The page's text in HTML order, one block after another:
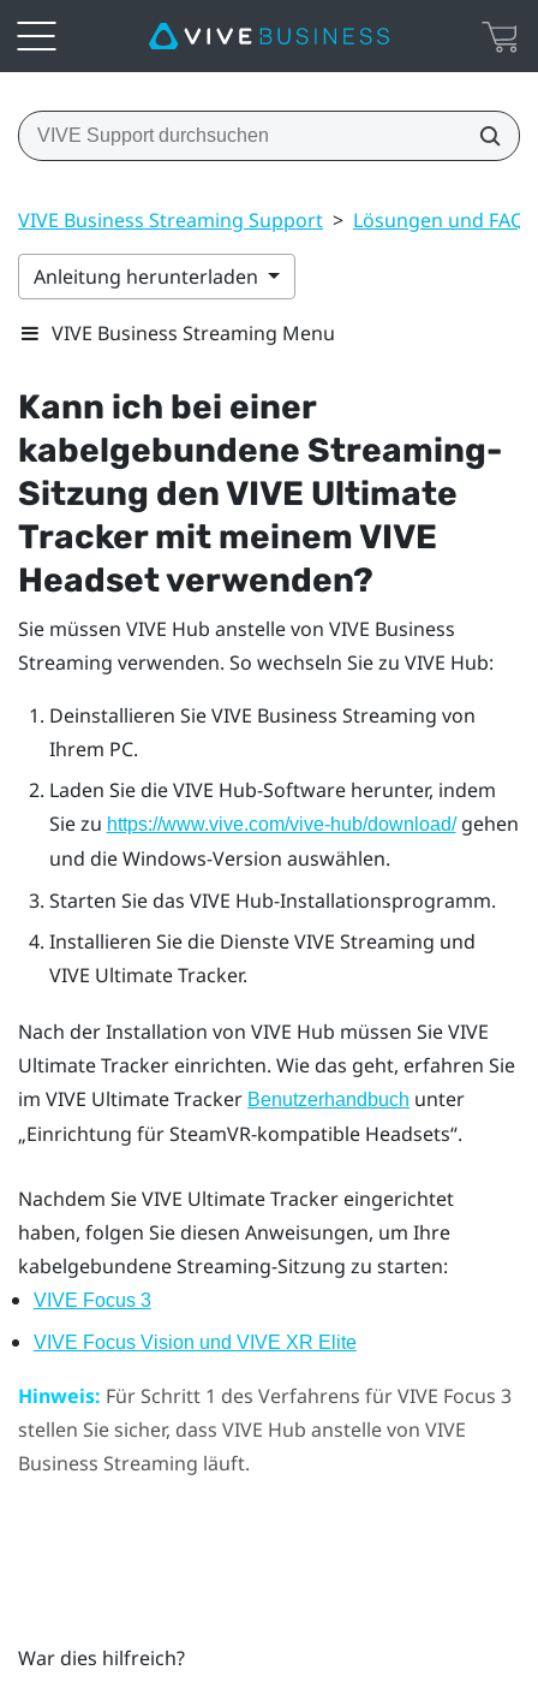
VIVE Business Streaming Support > Lösungen und FAQs
Anleitung herunterladen
VIVE Business Streaming Menu
Kann ich bei einer
kabelgebundene Streaming-
Sitzung denVIVE Ultimate
Trackermit meinemVIVE
Headset verwenden?
Sie müssen VIVE Hub anstelle von VIVE Business
Streaming verwenden. So wechseln Sie zu VIVE Hub:
Deinstallieren SieVIVE Business Streaming von
Ihrem PC.
Laden Sie dieVIVE Hub-Software herunter, indem
Sie zu https://www.vive.com/vive-hub/download/gehen
und dieWindows-Version auswählen.
Starten Sie das VIVE Hub-Installationsprogramm.
Installieren Sie die DiensteVIVE Streaming und
VIVE Ultimate Tracker.
Nach der Installation von VIVE Hub müssen SieVIVE
Ultimate Tracker einrichten. Wie das geht, erfahren Sie
im VIVE Ultimate Tracker Benutzerhandbuch unter
„Einrichtung für SteamVR-kompatible Headsets​“‍.
Nachdem SieVIVE Ultimate Tracker eingerichtet
haben, folgen Sie diesen Anweisungen, um Ihre
kabelgebundene Streaming-Sitzung zu starten:
VIVE Focus 3
VIVE Focus Vision und VIVE XR Elite
Hinweis: Für Schritt 1 des Verfahrens fürVIVE Focus 3
stellen Sie sicher, dass VIVE Hub anstelle von VIVE
Business Streaming läuft.
War dies hilfreich?